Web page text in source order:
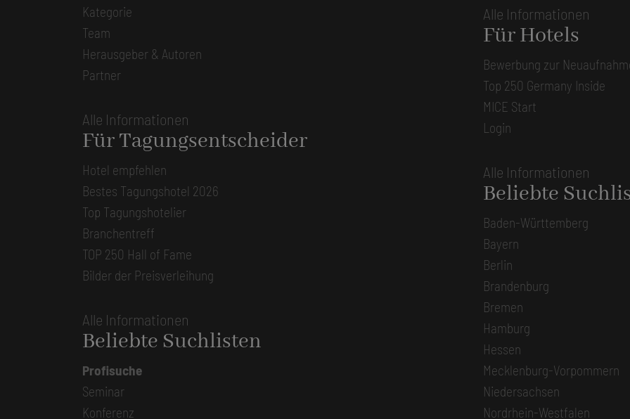
Kategorie
Team
Herausgeber & Autoren
Partner
Alle Informationen
Für Tagungsentscheider
Hotel empfehlen
Bestes Tagungshotel 2026
Top Tagungshotelier
Branchentreff
TOP 250 Hall of Fame
Bilder der Preisverleihung
Alle Informationen
Beliebte Suchlisten
Profisuche
Seminar
Konferenz
Alle Informationen
Für Hotels
Bewerbung zur
Top 250 Germany Inside
MICE Start
Login
Alle Informationen
Beliebte
Baden-Württemberg
Bayern
Berlin
Brandenburg
Bremen
Hamburg
Hessen
Mecklenburg-Vorpommern
Niedersachsen
Nordrhein-Westfalen